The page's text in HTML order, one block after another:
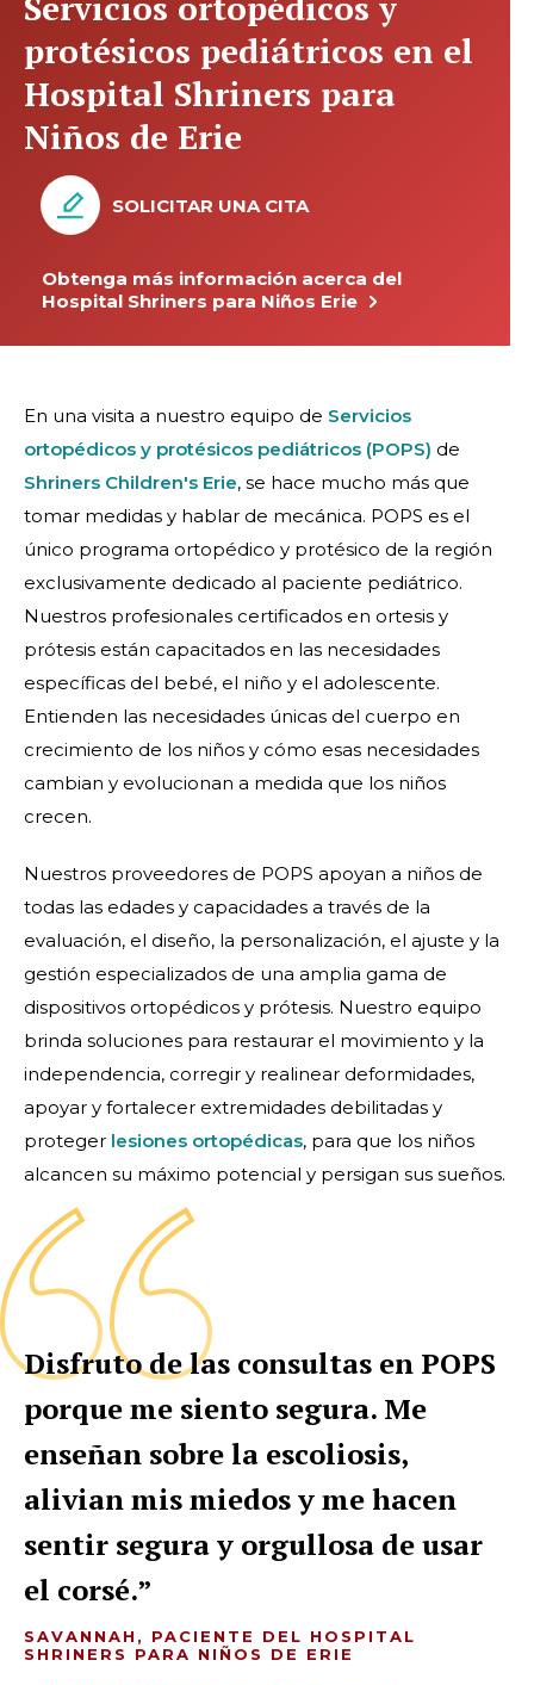
protésicos pediátricos en el
Hospital Shriners para
Niños de Erie
SOLICITAR UNA CITA
Obtenga más información acerca del
Hospital Shriners para Niños Erie
En una visita a nuestro equipo de Servicios
ortopédicos y protésicos pediátricos (POPS) de
Shriners Children's Erie, se hace mucho más que
tomar medidas y hablar de mecánica. POPS es el
único programa ortopédico y protésico de la región
exclusivamente dedicado al paciente pediátrico.
Nuestros profesionales certificados en ortesis y
prótesis están capacitados en las necesidades
específicas del bebé, el niño y el adolescente.
Entienden las necesidades únicas del cuerpo en
crecimiento de los niños y cómo esas necesidades
cambian y evolucionan a medida que los niños
crecen.
Nuestros proveedores de POPS apoyan a niños de
todas las edades y capacidades a través de la
evaluación, el diseño, la personalización, el ajuste y la
gestión especializados de una amplia gama de
dispositivos ortopédicos y prótesis. Nuestro equipo
brinda soluciones para restaurar el movimiento y la
independencia, corregir y realinear deformidades,
apoyar y fortalecer extremidades debilitadas y
proteger lesiones ortopédicas, para que los niños
alcancen su máximo potencial y persigan sus sueños.
Disfruto de las consultas en POPS
porque me siento segura. Me
enseñan sobre la escoliosis,
alivian mis miedos y me hacen
sentir segura y orgullosa de usar
el corsé.
SAVANNAH, PACIENTE DEL HOSPITAL
SHRINERS PARA NIÑOS DE ERIE